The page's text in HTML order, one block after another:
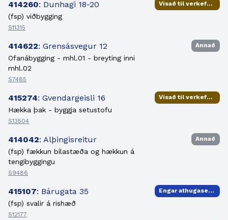
414260: Dunhagi 18-20
(fsp) viðbygging
S11315
Vísað til verkefnisstjóra
414622: Grensásvegur 12
Ofanábygging - mhl.01 - breyting inni
mhl.02
S7485
Annað
415274: Gvendargeisli 16
Hækka þak - byggja setustofu
S13504
Vísað til verkefnisstjóra
414042: Alþingisreitur
(fsp) fækkun bílastæða og hækkun á
tengibyggingu
S9486
Annað
415107: Bárugata 35
(fsp) svalir á rishæð
S12177
Engar athugasemdir